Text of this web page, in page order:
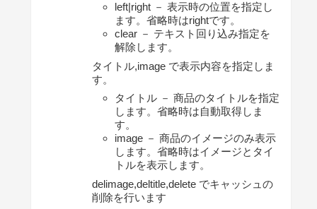
left|right － 表示時の位置を指定し
ます。省略時はrightです。
clear － テキスト回り込み指定を
解除します。
タイトル,image で表示内容を指定しま
す。
タイトル － 商品のタイトルを指定
します。省略時は自動取得しま
す。
image － 商品のイメージのみ表示
します。省略時はイメージとタイ
トルを表示します。
delimage,deltitle,delete でキャッシュの
削除を行います